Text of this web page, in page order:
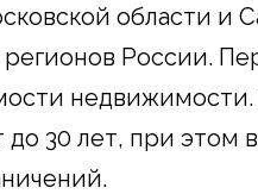
области и
России.
до 30 лет, при этом